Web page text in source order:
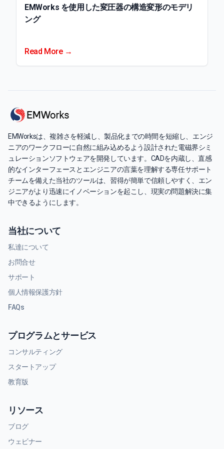
EMWorks を使用した変圧器の構造変形のモデリ
ング
Read More →
EMWorksは、複雑さを軽減し、製品化までの時間を短縮し、エンジ
ニアのワークフローに自然に組み込めるよう設計された電磁界シミ
ュレーションソフトウェアを開発しています。CADを内蔵し、直感
的なインターフェースとエンジニアの言葉を理解する専任サポート
チームを備えた当社のツールは、習得が簡単で信頼しやすく、エン
ジニアがより迅速にイノベーションを起こし、現実の問題解決に集
中できるようにします。
当社について
私達について
お問合せ
サポート
個人情報保護方針
FAQs
プログラムとサービス
コンサルティング
スタートアップ
教育版
リソース
ブログ
ウェビナー